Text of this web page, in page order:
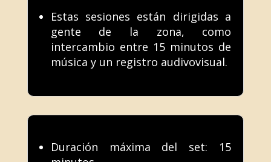
Estas sesiones están dirigidas a
gente de la zona, como
intercambio entre 15 minutos de
música y un registro audivovisual.
Duración máxima del set: 15